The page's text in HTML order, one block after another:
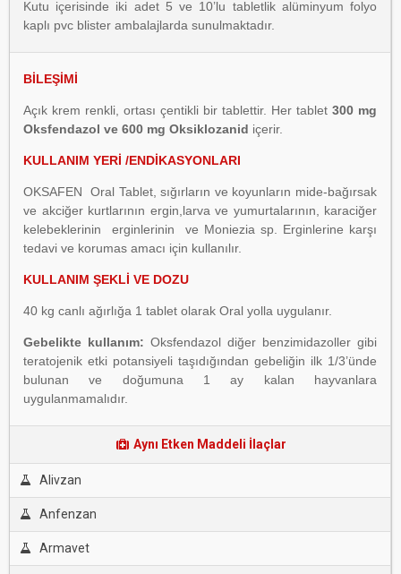
Kutu içerisinde iki adet 5 ve 10’lu tabletlik alüminyum folyo
kaplı pvc blister ambalajlarda sunulmaktadır.
BİLEŞİMİ
Açık krem renkli, ortası çentikli bir tablettir. Her tablet 300 mg
Oksfendazol ve 600 mg Oksiklozanid içerir.
KULLANIM YERİ /ENDİKASYONLARI
OKSAFEN Oral Tablet, sığırların ve koyunların mide-bağırsak
ve akciğer kurtlarının ergin,larva ve yumurtalarının, karaciğer
kelebeklerinin erginlerinin ve Moniezia sp. Erginlerine karşı
tedavi ve korumas amacı için kullanılır.
KULLANIM ŞEKLİ VE DOZU
40 kg canlı ağırlığa 1 tablet olarak Oral yolla uygulanır.
Gebelikte kullanım: Oksfendazol diğer benzimidazoller gibi
teratojenik etki potansiyeli taşıdığından gebeliğin ilk 1/3’ünde
bulunan ve doğumuna 1 ay kalan hayvanlara
uygulanmamalıdır.
Aynı Etken Maddeli İlaçlar
Alivzan
Anfenzan
Armavet